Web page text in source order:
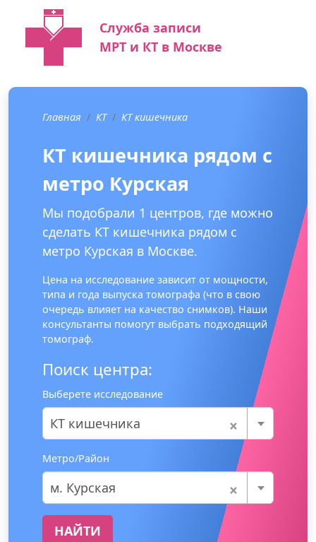
Служба записи
МРТ и КТ в Москве
Главная КТ КТ кишечника
КТ кишечника рядом с
метро Курская
Мы подобрали 1 центров, где можно
сделать КТ кишечника рядом с
метро Курская в Москве.
Цена на исследование зависит от мощности,
типа и года выпуска томографа (что в свою
очередь влияет на качество снимков). Наши
консультанты помогут выбрать подходящий
томограф.
Поиск центра:
Выберете исследование
×
КТ кишечника
Метро/Район
×
м. Курская
НАЙТИ